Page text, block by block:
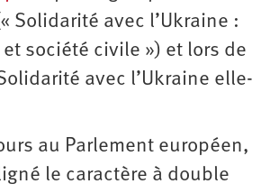
Solidarité avec l’Ukraine :
société civile ») et lors de
avec l’Ukraine elle-
au Parlement européen,
le caractère à double